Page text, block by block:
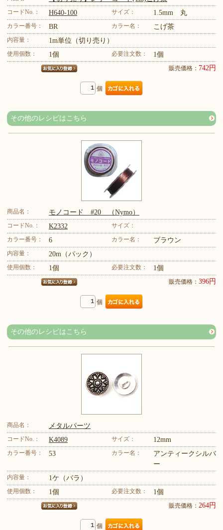
コードNo.： H640-100 サイズ： 1.5mm 丸
カラー番号： BR カラー名： こげ茶
内容量： 1m単位（切り売り）
使用個数： 1個 必要注文数： 1個
販売価格： 742円
個
その他のレシピはこちら
商品名： モノコード #20 （Nymo）
コードNo.： K2332
サイズ：
カラー番号：
6 カラー名： ブラウン
内容量： 20m（パック）
使用個数： 1個 必要注文数： 1個
販売価格： 396円
個
その他のレシピはこちら
商品名： メタルパーツ
コードNo.： K4089 サイズ： 12mm
カラー番号： 53 カラー名：
アンティークシルバ
ー
内容量： 1ケ（バラ）
使用個数： 1個 必要注文数： 1個
販売価格： 264円
個